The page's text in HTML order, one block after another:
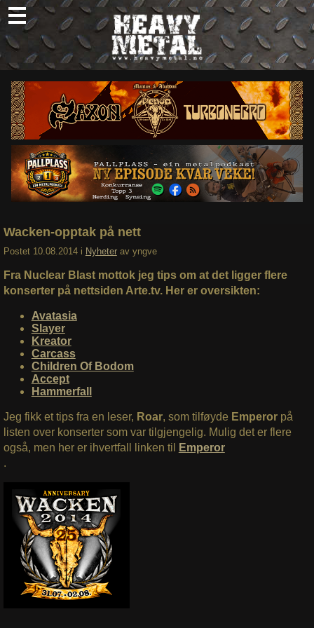
Skip
to
content
Nyheter
Omtaler
Intervjuer
Om oss
Abonner
Søk
Wacken-opptak på nett
Postet 10.08.2014 i Nyheter av yngve
Fra Nuclear Blast mottok jeg tips om at det ligger flere
konserter på nettsiden Arte.tv. Her er oversikten:
Avatasia
Slayer
Kreator
Carcass
Children Of Bodom
Accept
Hammerfall
Jeg fikk et tips fra en leser, Roar, som tilføyde Emperor på
listen over konserter som var tilgjengelig. Mulig det er flere
også, men her er ihvertfall linken til
Emperor
.